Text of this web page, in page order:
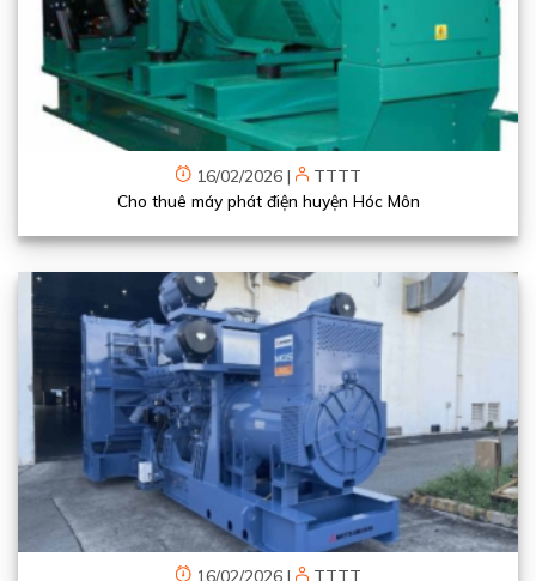
16/02/2026 |
TTTT
Cho thuê máy phát điện huyện Hóc Môn
16/02/2026 | TTTT